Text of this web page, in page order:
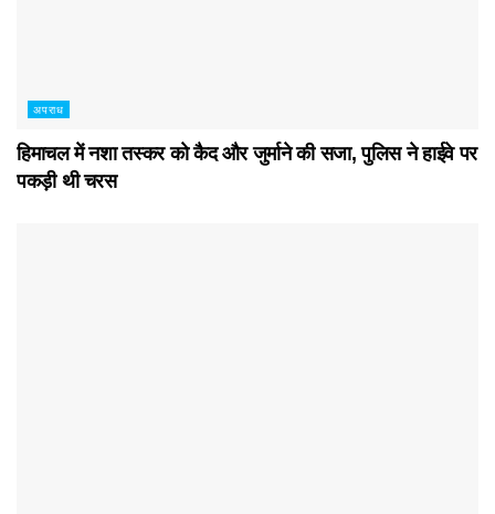
अपराध
हिमाचल में नशा तस्कर काे कैद और जुर्माने की सजा, पुलिस ने हाईवे पर
पकड़ी थी चरस